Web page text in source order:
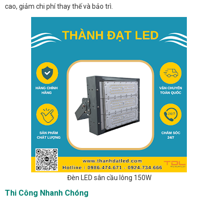
cao, giảm chi phí thay thế và bảo trì.
Đèn LED sân cầu lông 150W
Thi Công Nhanh Chóng